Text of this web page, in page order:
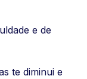
e de
te diminui e